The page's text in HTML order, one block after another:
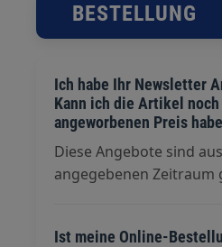
BESTELLUNG
Ich habe Ihr Newsletter
Kann ich die Artikel noch
angeworbenen Preis
Diese Angebote sind
angegebenen Zeitraum
Ist meine Online-